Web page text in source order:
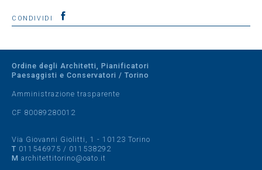
CONDIVIDI
Ordine degli Architetti, Pianificatori
Paesaggisti e Conservatori / Torino
Amministrazione trasparente
CF 80089280012
Via Giovanni Giolitti, 1 - 10123 Torino
T 011546975 / 011538292
M architettitorino@oato.it